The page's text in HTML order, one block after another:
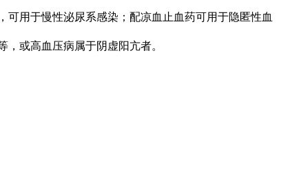
用于慢性泌尿系感染；配凉血止血药可用于隐匿性血
或高血压病属于阴虚阳亢者。